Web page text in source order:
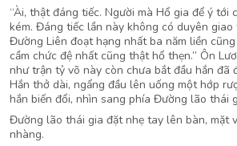
“Ài, thật đáng tiếc. Người mà Hổ gia để ý tới
kém. Đáng tiếc lần này không có duyên giao
Đường Liên đoạt hạng nhất ba năm liền
cầm chức đệ nhất cũng thật hổ thẹn.” Ôn
như trận tỷ võ này còn chưa bắt đầu hắn đã
Hắn thở dài, ngẩng đầu lên uống một hớp
hắn biến đổi, nhìn sang phía Đường lão thái
Đường lão thái gia đặt nhẹ tay lên bàn, mặt
nhàng.